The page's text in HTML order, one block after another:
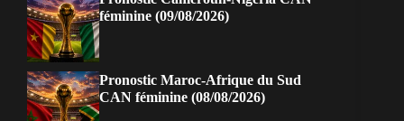
féminine (09/08/2026)
Pronostic Maroc-Afrique du Sud
CAN féminine (08/08/2026)